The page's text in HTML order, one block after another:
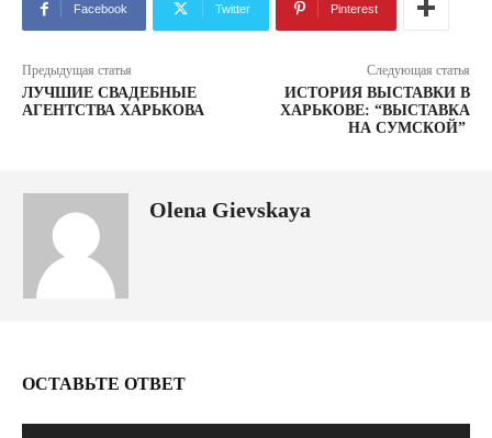
Facebook Twitter Pinterest
Предыдущая статья
ЛУЧШИЕ СВАДЕБНЫЕ
АГЕНТСТВА ХАРЬКОВА
Следующая статья
ИСТОРИЯ ВЫСТАВКИ В
ХАРЬКОВЕ: “ВЫСТАВКА
НА СУМСКОЙ”
Olena Gievskaya
ОСТАВЬТЕ ОТВЕТ